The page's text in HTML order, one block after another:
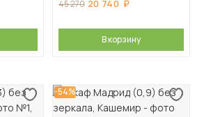
45 270 20 740
В корзину
-54%